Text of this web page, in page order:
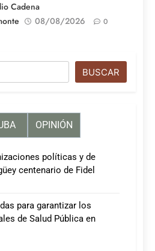
Cadena
08/08/2026 0
BUSCAR
OPINIÓN
políticas y de
centenario de Fidel
para garantizar los
de Salud Pública en